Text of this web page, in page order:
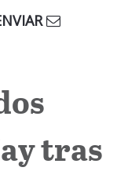
tras